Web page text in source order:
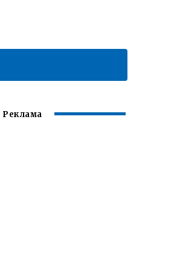
Реклама